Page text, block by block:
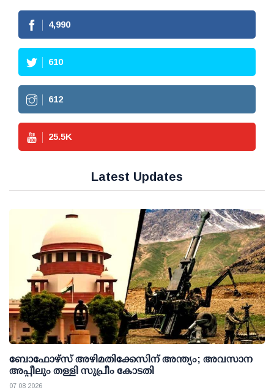
4,990
610
612
25.5K
Latest Updates
ബോഫോഴ്സ് അഴിമതിക്കേസിന് അന്ത്യം; അവസാന
അപ്പീലും തള്ളി സുപ്രീം കോടതി
07 08 2026